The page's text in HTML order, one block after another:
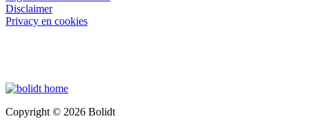
Disclaimer
Privacy en cookies
Copyright © 2026 Bolidt